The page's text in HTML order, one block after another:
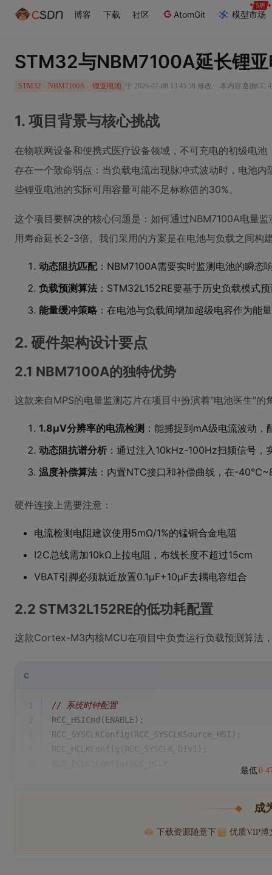
博客 下载 社区 AtomGit 模型市场
STM32与NBM7100A延长锂
STM32 NBM7100A 锂亚电池 于 2026-07-08 13:45:58 修改 · 本内容遵循CC
1. 项目背景与核心挑战
在物联网设备和便携式医疗设备领域，不可充电的初级电
存在一个致命弱点：当负载电流出现脉冲式波动时，电池
些锂亚电池的实际可用容量可能不足标称值的30%。
这个项目要解决的核心问题是：如何通过NBM7100A电量
用寿命延长2-3倍。我们采用的方案是在电池与负载之间构
动态阻抗匹配：NBM7100A需要实时监测电池的瞬态
负载预测算法 ：STM32L152RE要基于历史负载模式
能量缓冲策略 ：在电池与负载间增加超级电容作为能
2. 硬件架构设计要点
2.1 NBM7100A的独特优势
这款来自MPS的电量监测芯片在项目中扮演着"电池医生"
1.8μV分辨率的电流检测 ：能捕捉到mA级电流波动
动态阻抗谱分析 ：通过注入10kHz-100Hz扫频信号，
温度补偿算法 ：内置NTC接口和补偿曲线，在-
硬件连接上需要注意：
电流检测电阻建议使用5mΩ/1%的锰铜合金电阻
I2C总线需加10kΩ上拉电阻，布线长度不超过15cm
VBAT引脚必须就近放置0.1μF+10μF去耦电容组合
2.2 STM32L152RE的低功耗配置
这款Cortex-M3内核MCU在项目中负责运行负载预测算法，
C
1
// 系统时钟配置
RCC_HSICmd(ENABLE);
RCC_SYSCLKConfig(RCC_SYSCLKSource_HSI);
RCC_HCLKConfig(RCC_SYSCLK_Div1);
最低
成
下载资源随意下 优质VIP博